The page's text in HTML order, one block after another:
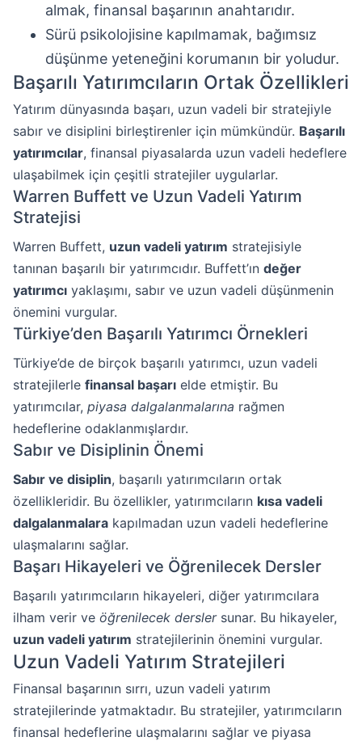
almak, finansal başarının anahtarıdır.
Sürü psikolojisine kapılmamak, bağımsız
düşünme yeteneğini korumanın bir yoludur.
Başarılı Yatırımcıların Ortak Özellikleri
Yatırım dünyasında başarı, uzun vadeli bir stratejiyle
sabır ve disiplini birleştirenler için mümkündür. Başarılı
yatırımcılar, finansal piyasalarda uzun vadeli hedeflere
ulaşabilmek için çeşitli stratejiler uygularlar.
Warren Buffett ve Uzun Vadeli Yatırım
Stratejisi
Warren Buffett, uzun vadeli yatırım stratejisiyle
tanınan başarılı bir yatırımcıdır. Buffett’ın değer
yatırımcı yaklaşımı, sabır ve uzun vadeli düşünmenin
önemini vurgular.
Türkiye’den Başarılı Yatırımcı Örnekleri
Türkiye’de de birçok başarılı yatırımcı, uzun vadeli
stratejilerle finansal başarı elde etmiştir. Bu
yatırımcılar, piyasa dalgalanmalarına rağmen
hedeflerine odaklanmışlardır.
Sabır ve Disiplinin Önemi
Sabır ve disiplin, başarılı yatırımcıların ortak
özellikleridir. Bu özellikler, yatırımcıların kısa vadeli
dalgalanmalara kapılmadan uzun vadeli hedeflerine
ulaşmalarını sağlar.
Başarı Hikayeleri ve Öğrenilecek Dersler
Başarılı yatırımcıların hikayeleri, diğer yatırımcılara
ilham verir ve öğrenilecek derslersunar. Bu hikayeler,
uzun vadeli yatırım stratejilerinin önemini vurgular.
Uzun Vadeli Yatırım Stratejileri
Finansal başarının sırrı, uzun vadeli yatırım
stratejilerinde yatmaktadır. Bu stratejiler, yatırımcıların
finansal hedeflerine ulaşmalarını sağlar ve piyasa